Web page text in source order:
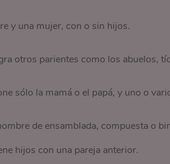
y una mujer, con o sin hijos.
otros parientes como los abuelos,
sólo la mamá o el papá, y uno o
de ensamblada, compuesta o
hijos con una pareja anterior.